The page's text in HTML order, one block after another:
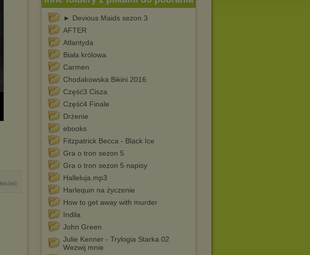
► Devious Maids sezon 3
AFTER
Atlantyda
Biała królowa
Carmen
Chodakowska Bikini 2016
Część3 Cisza
Część4 Finale
Drżenie
ebooks
Fitzpatrick Becca - Black Ice
Gra o tron sezon 5
Gra o tron sezon 5 napisy
Halleluja.mp3
Harlequin na życzenie
How to get away with murder
Indila
John Green
Julie Kenner - Trylogia Starka 02
Wezwij mnie